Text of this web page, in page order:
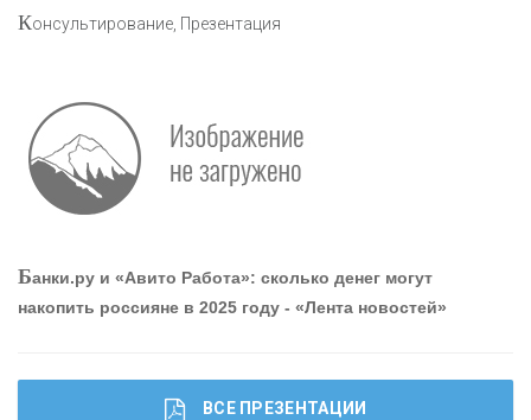
привлечь и удержать персонал - «Интервью»
Консультирование, Презентация
Банки.ру и «Авито Работа»: сколько денег могут
накопить россияне в 2025 году - «Лента новостей»
ВСЕ ПРЕЗЕНТАЦИИ